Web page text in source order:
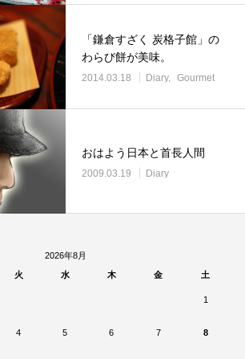
「鎌倉すざく 炭格子館」の
わらび餅が美味。
2014.03.18 Diary Gourmet
おはよう日本と首長人間
2009.03.19 Diary
2026年8月
火 水 木 金 土
1
4 5 6 7 8